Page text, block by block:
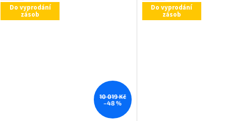
Do vyprodání
zásob
10 019 Kč
–48 %
Do vyprodání
zásob